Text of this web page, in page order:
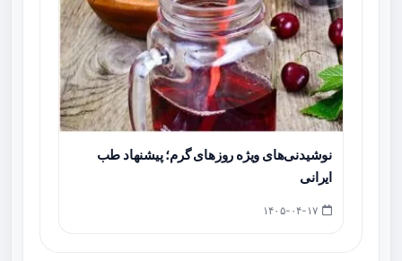
نوشیدنی‌های ویژه روزهای گرم؛ پیشنهاد طب
ایرانی